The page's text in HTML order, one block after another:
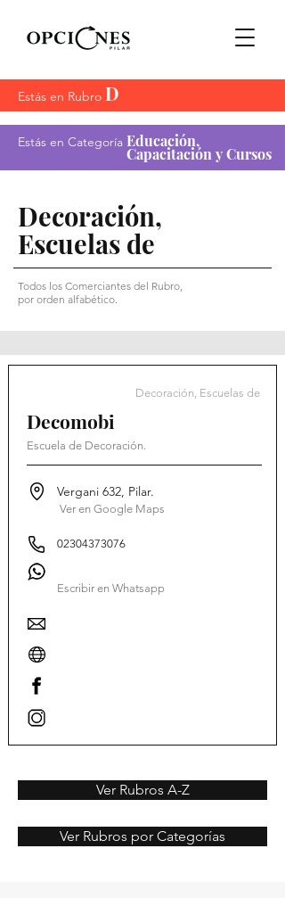
Decoración,
Escuelas de
Todos los Comerciantes del Rubro,
por orden alfabético.
Estás en Rubro D
Estás en Categoría Educación,
Capacitación y Cursos
Decoración, Escuelas de
Decomobi
Escuela de Decoración.
Vergani 632, Pilar.
Ver en Google Maps
02304373076
Escribir en Whatsapp
Ver Rubros A-Z
Ver Rubros por Categorías